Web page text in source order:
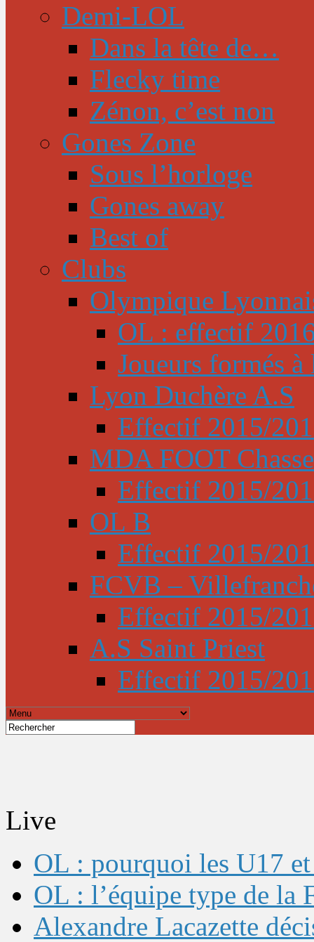
Demi-LOL
Dans la tête de…
Flecky time
Zénon, c’est non
Gones Zone
Sous l’horloge
Gones away
Best of
Clubs
Olympique
OL : effectif
Joueurs formés
Lyon Duchère A.S
Effectif 2015/
MDA FOOT
Effectif 2015/
OL B
Effectif 2015/
FCVB –
Effectif 2015/
A.S Saint Priest
Effectif 2015/
Live
OL : pourquoi les U17
OL : l’équipe type de la
Alexandre Lacazette